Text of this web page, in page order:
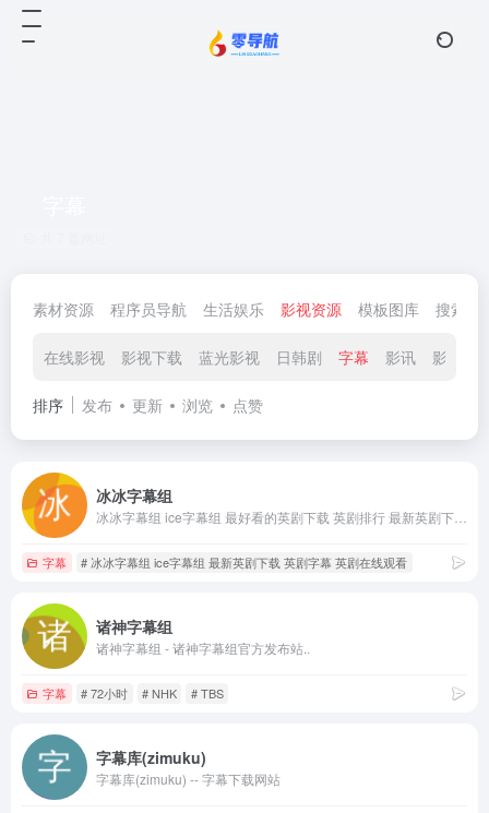
素材资源 程序员导航 生活娱乐 影视资源 模板图库 搜索查
在线影视 影视下载 蓝光影视 日韩剧 字幕 影讯 影评
排序 发布 更新 浏览 点赞
冰冰字幕组
字幕 # 冰冰字幕组 ice字幕组 最新英剧下载 英剧字幕 英剧在线观看
诸神字幕组
诸神字幕组 - 诸神字幕组官方发布站..
字幕 # 72小时 # NHK # TBS
字幕库(zimuku)
字幕库(zimuku) -- 字幕下载网站